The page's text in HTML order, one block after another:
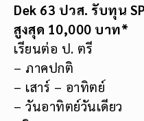
Dek 63 ปวส. รับทุน
สูงสุด 10,000 บาท*
เรียนต่อ ป. ตรี
– ภาคปกติ
– เสาร์ – อาทิตย์
– วันอาทิตย์วันเดียว